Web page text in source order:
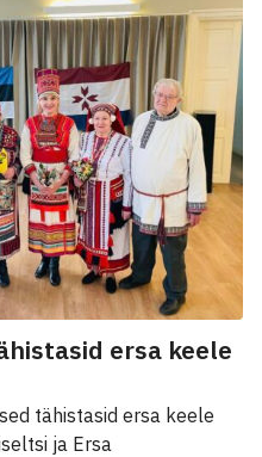
ersa keele
tähistasid ersa keele
ja Ersa